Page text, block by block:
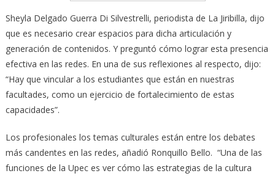
Sheyla Delgado Guerra Di Silvestrelli, periodista de La Jiribilla, dijo
que es necesario crear espacios para dicha articulación y
generación de contenidos. Y preguntó cómo lograr esta presencia
efectiva en las redes. En una de sus reflexiones al respecto, dijo:
“Hay que vincular a los estudiantes que están en nuestras
facultades, como un ejercicio de fortalecimiento de estas
capacidades”.
Los profesionales los temas culturales están entre los debates
más candentes en las redes, añadió Ronquillo Bello. “Una de las
funciones de la Upec es ver cómo las estrategias de la cultura